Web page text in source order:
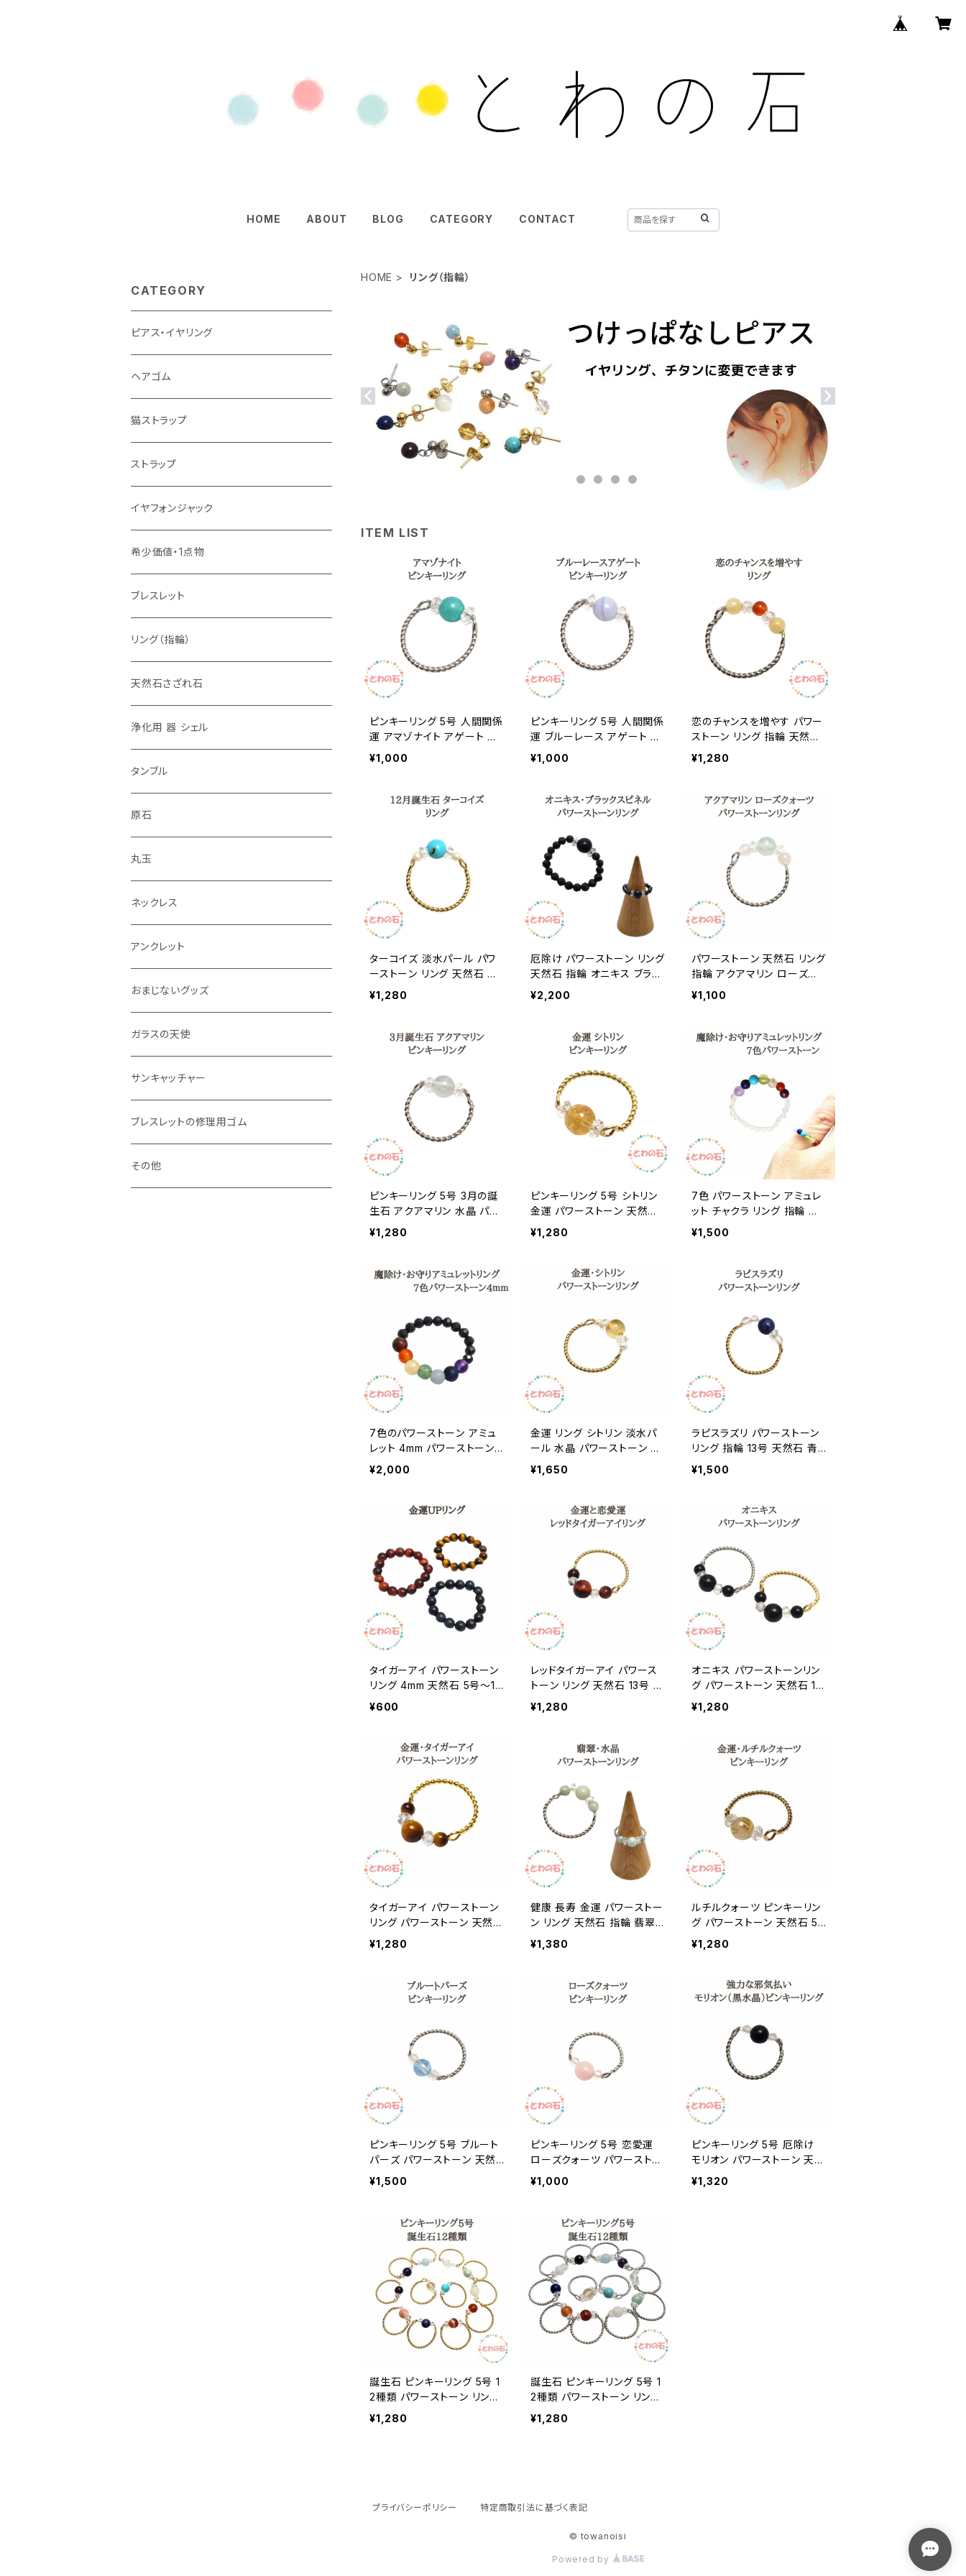
HOME ABOUT BLOG CATEGORY CONTACT
HOME リング（指輪）
ITEM LIST
ピンキーリング 5号 人間関係
運 アマゾナイト アゲート パ
ワーストーン 天然石 リング
指輪 幸運 天然石 クリスタル
れ かわいい 女性用プレゼン
ト メール便 送料無料 誕生日
¥1,000
ピンキーリング 5号 人間関係
運 ブルーレース アゲート パ
ワーストーン 天然石 リング
指輪 幸運 天然石 クリスタル
れ かわいい 女性用プレゼン
ト メール便 送料無料 誕生日
¥1,000
恋のチャンスを増やす パワー
ストーン リング 指輪 天然石
リング 人気運 接客業 オレン
ジカーネリアン アラゴナイト
ゼント ギフト メール便 送料
無料 誕生日 プレゼント ギフ
¥1,280
ターコイズ 淡水パール パワ
ーストーン リング 天然石 指
輪 クリスタル 水晶 12月 誕
生石 10号 指輪 ゴールド シ
ハンドメイド プレゼント ギフ
ト メール便 誕生日プレゼント
¥1,280
厄除け パワーストーン リング
天然石 指輪 オニキス ブラッ
クスピネル 天然石 水晶 クリ
スタル レディース 開運 幸運
レゼント ギフト メール便 送
料無料 ギフト 誕生日プレゼ
¥2,200
パワーストーン 天然石 リング
指輪 アクアマリン ローズクォ
ーツ クリスタル 水晶 13号 指
輪 シルバー レディース ハン
ゼント ギフト アクセサリー
¥1,100
ピンキーリング 5号 3月の誕
生石 アクアマリン 水晶 パワ
ーストーン 天然石 リング 指
輪 クリスタル レディース 幸
プレゼント メール便 送料無
料 誕生日プレゼント ギフト
¥1,280
ピンキーリング 5号 シトリン
金運 パワーストーン 天然石
リング 指輪 水晶 クリスタル
レディース 開運 厄除け 女性
日プレゼント ギフト 誕生日
アクセサリー
¥1,280
7色 パワーストーン アミュレ
ット チャクラ リング 指輪 天
然石 ガーネット アゲート ル
チル ペリドット マグネサイト
水晶 スピリチュアル アクセサ
¥1,500
7色のパワーストーン アミュ
レット 4mm パワーストーン
リング 指輪 天然石 紫水晶
カーネリアン アラゴナイト ア
オニキス タイガーアイ スピネ
¥2,000
金運 リング シトリン 淡水パ
ール 水晶 パワーストーン 天
然石 リング 指輪 パワースト
ーン リング メール便 送料無
誕生日 アクセサリー
¥1,650
ラピスラズリ パワーストーン
リング 指輪 13号 天然石 青
い石 クリスタル 水晶 スピリ
チュアル ストーン メール便
ギフト 誕生日 アクセサリー
¥1,500
タイガーアイ パワーストーン
リング 4mm 天然石 5号〜13
号 指輪 虎目石 レッドタイエ
料無料 ギフト 誕生日 アクセ
サリー
¥600
レッドタイガーアイ パワース
トーン リング 天然石 13号 指
輪 虎目石 クリスタル 水晶 ゴ
ールド 金色 シンプル かわい
ール便 送料無料 ギフト アク
セサリー
¥1,280
オニキス パワーストーンリン
グ パワーストーン 天然石 13
号 リング 指輪 ゆびわ 黒瑪
瑙 クリスタル 水晶 天然石 ゴ
ンプル かわいい レディース
ハンドメイド メール便 送料無
¥1,280
タイガーアイ パワーストーン
リング パワーストーン 天然石
11号 リング 指輪 虎目石 クリ
スタル 水晶 天然石 ゴールド
ィース ハンドメイド プレゼン
ト ギフト メール便 送料無料
¥1,280
健康 長寿 金運 パワーストー
ン リング 天然石 指輪 翡翠
水晶 天然石 クリスタル レデ
ィース 開運 厄除け 幸運 お
ゼント ギフト メール便 送料
無料 ギフト 誕生日プレゼント
¥1,380
ルチルクォーツ ピンキーリン
グ パワーストーン 天然石 5
号 リング 指輪 リング 針水晶
クリスタル 水晶 天然石 5号
いい レディース ハンドメイド
プレゼント ギフト メール便
¥1,280
ピンキーリング 5号 ブルート
パーズ パワーストーン 天然
石 リング 指輪 11月の誕生石
幸運 天然石 クリスタル レデ
わいい 女性用プレゼント メ
ール便 送料無料 誕生日プレ
ゼント ギフト
¥1,500
ピンキーリング 5号 恋愛運
ローズクォーツ パワーストー
ン 天然石 リング 指輪 幸運
紅水晶 天然石 クリスタル レ
かわいい 女性用プレゼント
メール便 送料無料 誕生日プ
レゼント
¥1,000
ピンキーリング 5号 厄除け
モリオン パワーストーン 天然
石 リング 指輪 魔よけ 幸運
黒水晶 天然石 クリスタル レ
¥1,320
誕生石 ピンキーリング 5号 1
2種類 パワーストーン リング
ゴールド 指輪 天然石 ガーネ
ット アメジスト アクアマリン
リー
¥1,280
誕生石 ピンキーリング 5号 1
2種類 パワーストーン リング
シルバー 指輪 天然石 ガーネ
ット アメジスト アクアマリン
リー
¥1,280
CATEGORY
ピアス・イヤリング
ヘアゴム
猫ストラップ
ストラップ
イヤフォンジャック
希少価値・1点物
ブレスレット
リング（指輪）
天然石さざれ石
浄化用 器 シェル
タンブル
原石
丸玉
ネックレス
アンクレット
おまじないグッズ
ガラスの天使
サンキャッチャー
ブレスレットの修理用ゴム
その他
プライバシーポリシー 特定商取引法に基づく表記
© towanoisi
Powered by